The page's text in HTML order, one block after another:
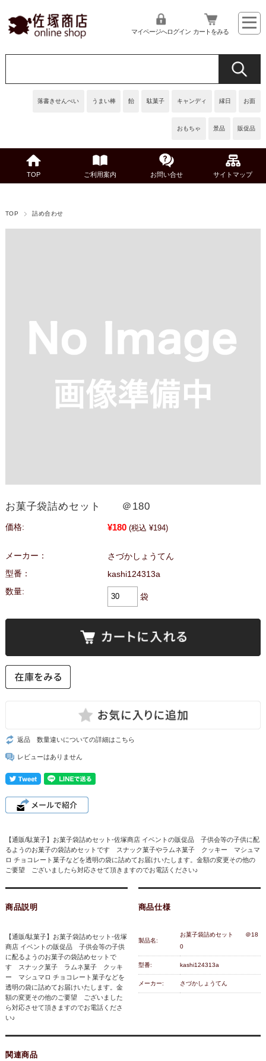
落書きせんべい うまい棒 飴 駄菓子 キャンディ 縁日 お面
おもちゃ 景品 販促品
マイページへログイン カートをみる
TOP ご利用案内 お問い合せ サイトマップ
TOP 詰め合わせ
お菓子袋詰めセット ＠180
価格: ¥180 (税込 ¥194)
メーカー：
さづかしょうてん
型番：
kashi124313a
数量:
袋
返品 数量違いについての詳細はこちら
レビューはありません
【通販/駄菓子】お菓子袋詰めセット-佐塚商店 イベントの販促品 子供会等の子供に配
るようのお菓子の袋詰めセットです スナック菓子やラムネ菓子 クッキー マシュマ
ロ チョコレート菓子などを透明の袋に詰めてお届けいたします。金額の変更その他の
ご要望 ございましたら対応させて頂きますのでお電話ください♪
商品説明
【通販/駄菓子】お菓子袋詰めセット-佐塚
商店 イベントの販促品 子供会等の子供
に配るようのお菓子の袋詰めセットで
す スナック菓子 ラムネ菓子 クッキ
ー マシュマロ チョコレート菓子などを
透明の袋に詰めてお届けいたします。金
額の変更その他のご要望 ございました
ら対応させて頂きますのでお電話くださ
い♪
商品仕様
製品名:
お菓子袋詰めセット ＠18
0
型番: kashi124313a
メーカー: さづかしょうてん
関連商品